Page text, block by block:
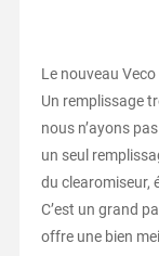
Le nouveau
Un remplissage
nous n’ayons
un seul
du clearomiseur,
C’est un grand
offre une bien